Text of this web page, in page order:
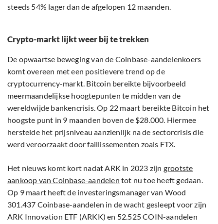
steeds 54% lager dan de afgelopen 12 maanden.
Crypto-markt lijkt weer bij te trekken
De opwaartse beweging van de Coinbase-aandelenkoers
komt overeen met een positievere trend op de
cryptocurrency-markt. Bitcoin bereikte bijvoorbeeld
meermaandelijkse hoogtepunten te midden van de
wereldwijde bankencrisis. Op 22 maart bereikte Bitcoin het
hoogste punt in 9 maanden boven de $28.000. Hiermee
herstelde het prijsniveau aanzienlijk na de sectorcrisis die
werd veroorzaakt door faillissementen zoals FTX.
Het nieuws komt kort nadat ARK in 2023 zijn grootste
aankoop van Coinbase-aandelen tot nu toe heeft gedaan.
Op 9 maart heeft de investeringsmanager van Wood
301.437 Coinbase-aandelen in de wacht gesleept voor zijn
ARK Innovation ETF (ARKK) en 52.525 COIN-aandelen